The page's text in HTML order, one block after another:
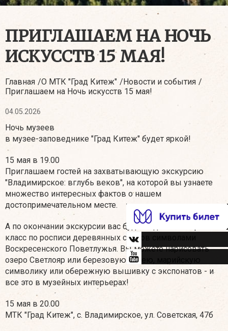
ПРИГЛАШАЕМ НА НОЧЬ
ИСКУССТВ 15 МАЯ!
Главная О МТК "Град Китеж"
Новости и события
Приглашаем на Ночь искусств 15 мая!
04.05.2026
Ночь музеев
в музее-заповеднике "Град Китеж" будет яркой!
15 мая в 19.00
Приглашаем гостей на захватывающую экскурсию
"Владимирское: вглубь веков", на которой вы узнаете
множество интересных фактов о нашем
достопримечательном месте.
А по окончании экскурсии вас будет ждать мастер-
класс по росписи деревянных спилов символами
Воскресенского Поветлужья. Вы можете нарисовать
озеро Светлояр или березовую аллею, марийскую
символику или обережную вышивку с экспонатов - и
все это в музейных интерьерах!
15 мая в 20.00
МТК "Град Китеж", с. Владимирское, ул. Советская, 47б